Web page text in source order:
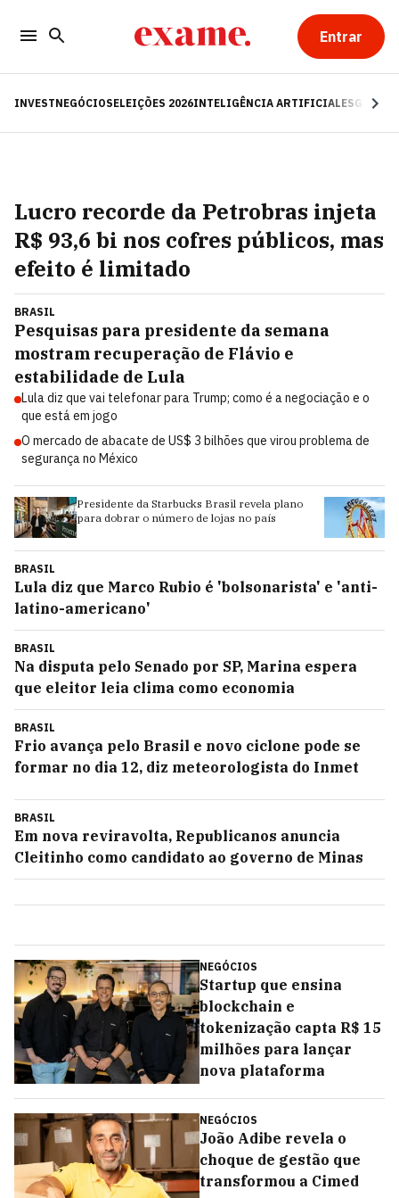
Entrar
INVESTNEGÓCIOSELEIÇÕES 2026INTELIGÊNCIA ARTIFICIALESG
Lucro recorde da Petrobras injeta
R$ 93,6 bi nos cofres públicos, mas
efeito é limitado
BRASIL
Pesquisas para presidente da semana
mostram recuperação de Flávio e
estabilidade de Lula
Lula diz que vai telefonar para Trump; como é a negociação e o
que está em jogo
O mercado de abacate de US$ 3 bilhões que virou problema de
segurança no México
Presidente da Starbucks Brasil revela plano
para dobrar o número de lojas no país
BRASIL
Lula diz que Marco Rubio é 'bolsonarista' e 'anti-
latino-americano'
BRASIL
Na disputa pelo Senado por SP, Marina espera
que eleitor leia clima como economia
BRASIL
Frio avança pelo Brasil e novo ciclone pode se
formar no dia 12, diz meteorologista do Inmet
BRASIL
Em nova reviravolta, Republicanos anuncia
Cleitinho como candidato ao governo de Minas
NEGÓCIOS
Startup que ensina
blockchain e
tokenização capta R$ 15
milhões para lançar
nova plataforma
NEGÓCIOS
João Adibe revela o
choque de gestão que
transformou a Cimed